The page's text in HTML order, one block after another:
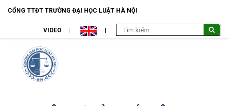
CỔNG TTĐT TRƯỜNG ĐẠI HỌC LUẬT HÀ NỘI
VIDEO